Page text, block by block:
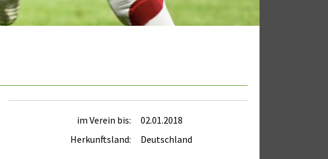
im Verein bis:
02.01.2018
Herkunftsland:
Deutschland